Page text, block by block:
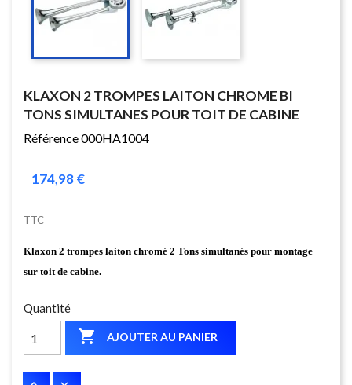
KLAXON 2 TROMPES LAITON CHROME BI
TONS SIMULTANES POUR TOIT DE CABINE
Référence 000HA1004
174,98 €
TTC
Klaxon 2 trompes laiton chromé 2 Tons simultanés pour montage
sur toit de cabine.
Quantité
 AJOUTER AU PANIER